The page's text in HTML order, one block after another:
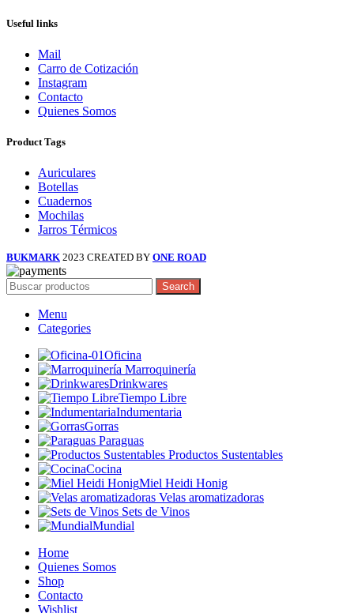
Useful links
Mail
Carro de Cotización
Instagram
Contacto
Quienes Somos
Product Tags
Auriculares
Botellas
Cuadernos
Mochilas
Jarros Térmicos
BUKMARK 2023 CREATED BY ONE ROAD
Search
Menu
Categories
Oficina
Marroquinería
Drinkwares
Tiempo Libre
Indumentaria
Gorras
Paraguas
Productos Sustentables
Cocina
Miel Heidi Honig
Velas aromatizadoras
Sets de Vinos
Mundial
Home
Quienes Somos
Shop
Contacto
Wishlist